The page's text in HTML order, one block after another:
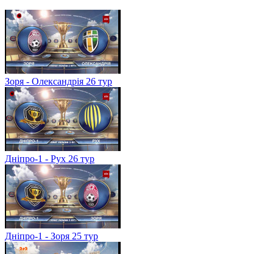
Зоря - Олександрія 26 тур
Дніпро-1 - Рух 26 тур
Дніпро-1 - Зоря 25 тур